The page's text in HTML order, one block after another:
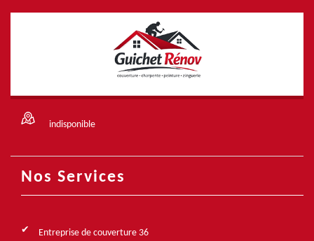
indisponible
Nos Services
Entreprise de couverture 36